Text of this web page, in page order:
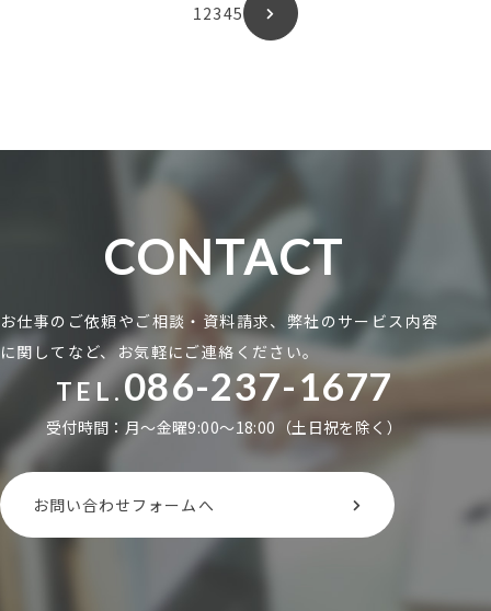
1 2345 ›
CONTACT
お仕事のご依頼やご相談・資料請求、弊社のサービス内容
に関してなど、お気軽にご連絡ください。
TEL.086-237-1677
受付時間：月〜金曜9:00〜18:00（土日祝を除く）
お問い合わせフォームへ